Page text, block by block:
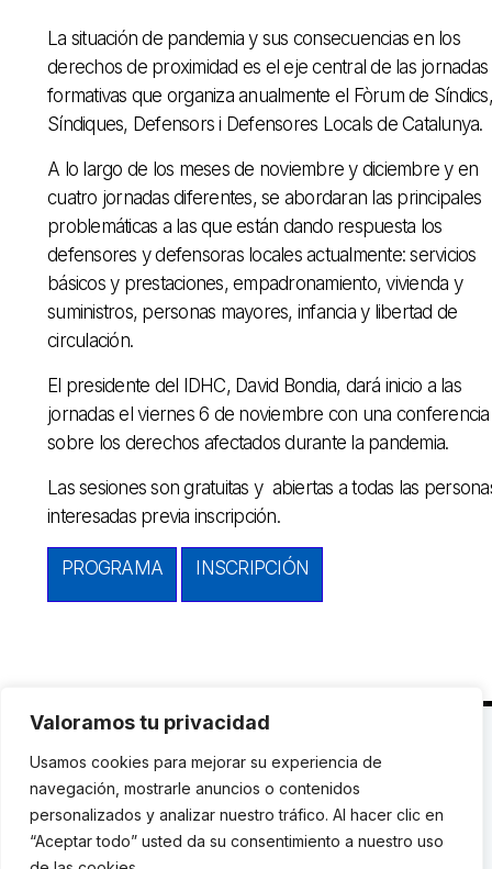
Valoramos tu privacidad
Usamos cookies para mejorar su experiencia de
navegación, mostrarle anuncios o contenidos
personalizados y analizar nuestro tráfico. Al hacer clic en
“Aceptar todo” usted da su consentimiento a nuestro uso
La situación de pandemia y sus consecuencias en los
derechos de proximidad es el eje central de las jornadas
formativas que organiza anualmente el Fòrum de Síndics,
Síndiques, Defensors i Defensores Locals de Catalunya.
A lo largo de los meses de noviembre y diciembre y en
cuatro jornadas diferentes, se abordaran las principales
problemáticas a las que están dando respuesta los
defensores y defensoras locales actualmente: servicios
básicos y prestaciones, empadronamiento, vivienda y
suministros, personas mayores, infancia y libertad de
circulación.
El presidente del IDHC, David Bondia, dará inicio a las
jornadas el viernes 6 de noviembre con una conferencia
sobre los derechos afectados durante la pandemia.
Las sesiones son gratuitas y abiertas a todas las
interesadas previa inscripción.
PROGRAMA INSCRIPCIÓN
C. Avinyó 44, 2n | 08002 Barcelona |
T.: +34 93
119 03 72|institut@idhc.org
© Institut de Drets Humans de Catalunya.